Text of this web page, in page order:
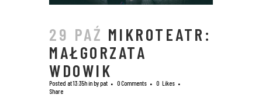
29 PAŹ MIKROTEATR:
MAŁGORZATA
WDOWIK
Posted at 13:35hinbypat 0 Comments 0 Likes
Share